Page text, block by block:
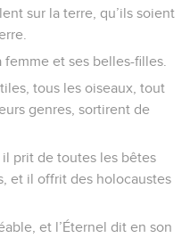
sur la terre, qu’ils soient
femme et ses belles-filles.
tous les oiseaux, tout
genres, sortirent de
il prit de toutes les bêtes
et il offrit des holocaustes
et l’Éternel dit en son